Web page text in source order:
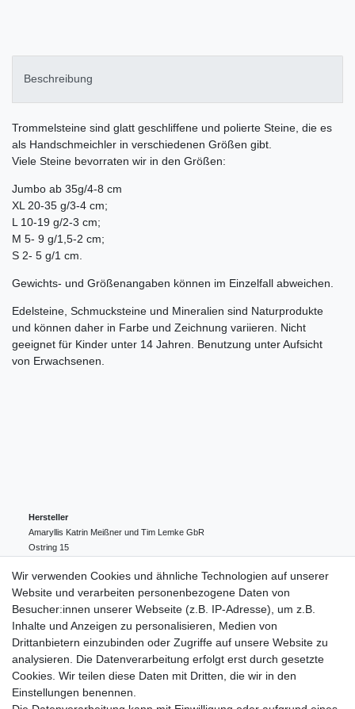
Beschreibung
Trommelsteine sind glatt geschliffene und polierte Steine, die es
als Handschmeichler in verschiedenen Größen gibt.
Viele Steine bevorraten wir in den Größen:
Jumbo ab 35g/4-8 cm
XL 20-35 g/3-4 cm;
L 10-19 g/2-3 cm;
M 5- 9 g/1,5-2 cm;
S 2- 5 g/1 cm.
Gewichts- und Größenangaben können im Einzelfall abweichen.
Edelsteine, Schmucksteine und Mineralien sind Naturprodukte
und können daher in Farbe und Zeichnung variieren. Nicht
geeignet für Kinder unter 14 Jahren. Benutzung unter Aufsicht
von Erwachsenen.
Hersteller
Amaryllis Katrin Meißner und Tim Lemke GbR
Ostring 15
004943548099856
amaryllis-eckernfoerde@t-online.de
EU-Verantwortlicher
Amaryllis Katrin Meißner und Tim Lemke GbR
Ostring
15
004943548099856
amaryllis-eckernfoerde@t-online.de
Wir verwenden Cookies und ähnliche Technologien auf unserer
Website und verarbeiten personenbezogene Daten von
Besucher:innen unserer Webseite (z.B. IP-Adresse), um z.B.
Inhalte und Anzeigen zu personalisieren, Medien von
Drittanbietern einzubinden oder Zugriffe auf unsere Website zu
analysieren. Die Datenverarbeitung erfolgt erst durch gesetzte
Cookies. Wir teilen diese Daten mit Dritten, die wir in den
Einstellungen benennen.